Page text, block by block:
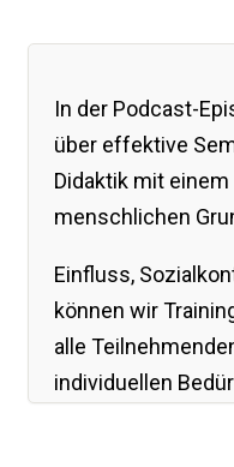
In der Podcast-
über effektive
Didaktik mit
menschlichen
Einfluss,
können wir
alle
individuellen